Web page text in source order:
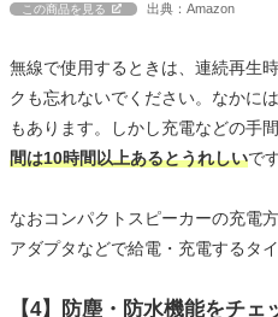
この商品を見る 出典：Amazon
無線で使用するときは、連続再生
クも忘れないでください。なかに
もあります。しかし充電などの手
間は10時間以上あるとうれしいで
なおコンパクトスピーカーの充電
アダプタなどで給電・充電するタ
【4】防塵・防水機能をチェ